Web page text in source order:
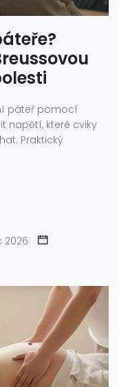
páteř pomocí
napětí, které cviky
Praktický
2026